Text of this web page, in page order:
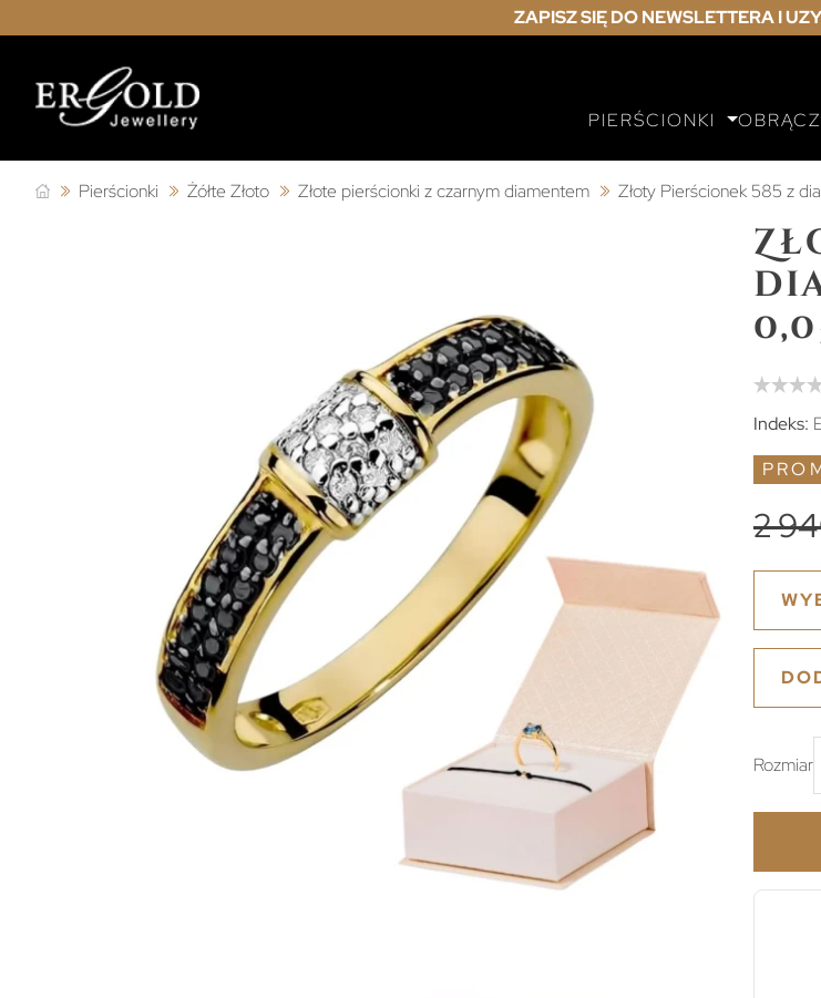
ZAPISZ SIĘ DO NEWSLETTERA I
PIERŚCIONKI
Pierścionki Żółte Złoto Złote pierścionki z czarnym diamentem Złoty Pierścionek 585 z
Indeks:
2
Rozmiar